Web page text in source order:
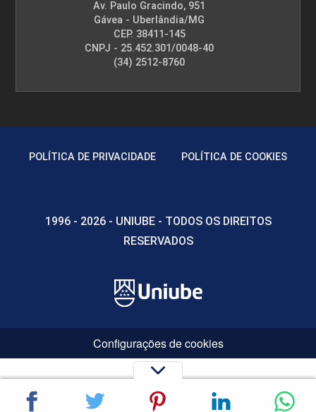
Av. Paulo Gracindo, 951
Gávea - Uberlândia/MG
CEP. 38411-145
CNPJ - 25.452.301/0048-40
(34) 2512-8760
POLÍTICA DE PRIVACIDADE POLÍTICA DE COOKIES
1996 - 2026 - UNIUBE - TODOS OS DIREITOS
RESERVADOS
Configurações de cookies